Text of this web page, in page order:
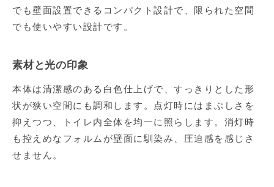
でも壁面設置できるコンパクト設計で、限られた空間
でも使いやすい設計です。
素材と光の印象
本体は清潔感のある白色仕上げで、すっきりとした形
状が狭い空間にも調和します。点灯時にはまぶしさを
抑えつつ、トイレ内全体を均一に照らします。消灯時
も控えめなフォルムが壁面に馴染み、圧迫感を感じさ
せません。